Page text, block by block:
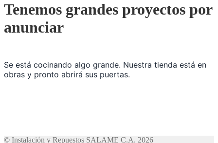
Tenemos grandes proyectos por
anunciar
Se está cocinando algo grande. Nuestra tienda está en
obras y pronto abrirá sus puertas.
© Instalación y Repuestos SALAME C.A. 2026